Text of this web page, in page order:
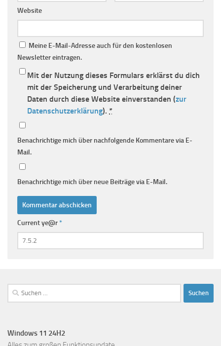
Website
Meine E-Mail-Adresse auch für den kostenlosen
Newsletter eintragen.
Mit der Nutzung dieses Formulars erklärst du dich
mit der Speicherung und Verarbeitung deiner
Daten durch diese Website einverstanden (zur
Datenschutzerklärung). *
Benachrichtige mich über nachfolgende Kommentare via E-
Mail.
Benachrichtige mich über neue Beiträge via E-Mail.
Current ye@r*
Suchen
nach:
Windows 11 24H2